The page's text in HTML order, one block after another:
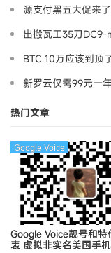
源支付黑五大促来
出搬瓦工35刀DC9-
BTC 10万应该到顶
新罗云仅需99元一
热门文章
Google Voice靓号和特
表 虚拟非实名美国手
Google Voice